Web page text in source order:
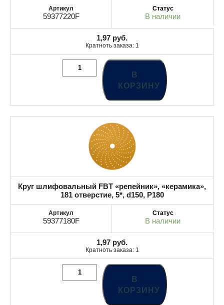
59377220F В наличии
1,97 руб.
Кратноть заказа: 1
В
КОРЗИНУ
Круг шлифовальный FBT «репейник», «керамика»,
181 отверстие, 5*, d150, P180
59377180F В наличии
1,97 руб.
Кратноть заказа: 1
В
КОРЗИНУ